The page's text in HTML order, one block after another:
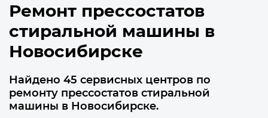
Ремонт прессостатов
стиральной машины в
Новосибирске
Найдено 45 сервисных центров по
ремонту прессостатов стиральной
машины в Новосибирске.